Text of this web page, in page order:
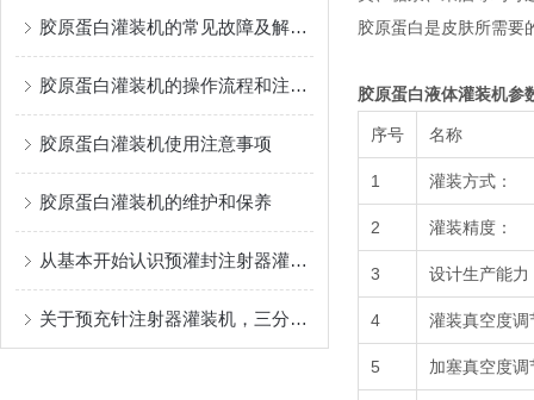
胶原蛋白灌装机的常见故障及解决办法有哪些？
胶原蛋白灌装机的操作流程和注意事项
胶原蛋白灌装机使用注意事项
胶原蛋白灌装机的维护和保养
从基本开始认识预灌封注射器灌装机
关于预充针注射器灌装机，三分钟您就懂
胶原蛋白是皮肤所需要
胶原蛋白液体灌装机参
序号 名称
1 灌装方式：
2 灌装精度：
3 设计生产能力
4 灌装真空度调
5 加塞真空度调